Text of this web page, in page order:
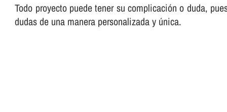
Todo proyecto puede tener su complicación o duda,
dudas de una manera personalizada y única.